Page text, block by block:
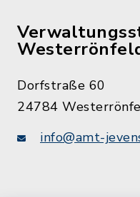
Dorfstraße 60
24784
info@amt-